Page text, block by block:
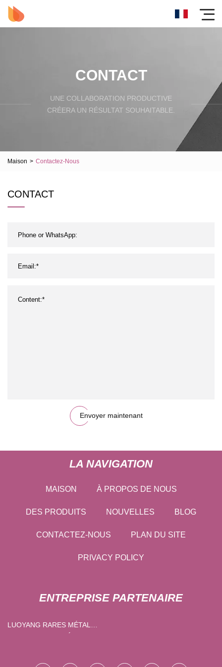
CONTACT
UNE COLLABORATION PRODUCTIVE
CRÉERA UN RÉSULTAT SOUHAITABLE.
Maison > Contactez-Nous
CONTACT
Envoyer maintenant
LA NAVIGATION
MAISON À PROPOS DE NOUS
DES PRODUITS NOUVELLES BLOG
CONTACTEZ-NOUS PLAN DU SITE
PRIVACY POLICY
ENTREPRISE PARTENAIRE
LUOYANG RARES MÉTAL